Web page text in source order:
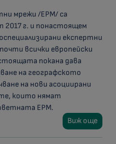
мрежи /ЕРМ/ са
2017 г. и понастоящем
експертни
всички европейски
покана дава
на географското
на нови асоциирани
които нямат
ЕРМ.
Виж още